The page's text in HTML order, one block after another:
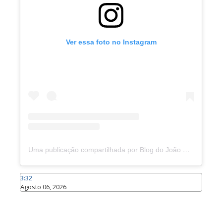
Ver essa foto no Instagram
Uma publicação compartilhada por Blog do João Marcolino (@joaomarcolinoneto)
3:32
Agosto 06, 2026